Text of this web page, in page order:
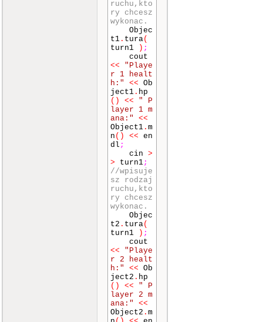
ruchu,kto
ry chcesz
wykonac.
Objec
t1 . tura(
turn1
) ;
cout
<<
"Playe
r 1 healt
h:"
<< Ob
ject1 . hp
()
<<
" P
layer 1 m
ana:"
<<
Object1 . m
n () << en
dl ;
cin >
> turn1;
//wpisuje
sz rodzaj
ruchu,kto
ry chcesz
wykonac.
Objec
t2 . tura(
turn1
) ;
cout
<<
"Playe
r 2 healt
h:"
<< Ob
ject2 . hp
()
<<
" P
layer 2 m
ana:"
<<
Object2 . m